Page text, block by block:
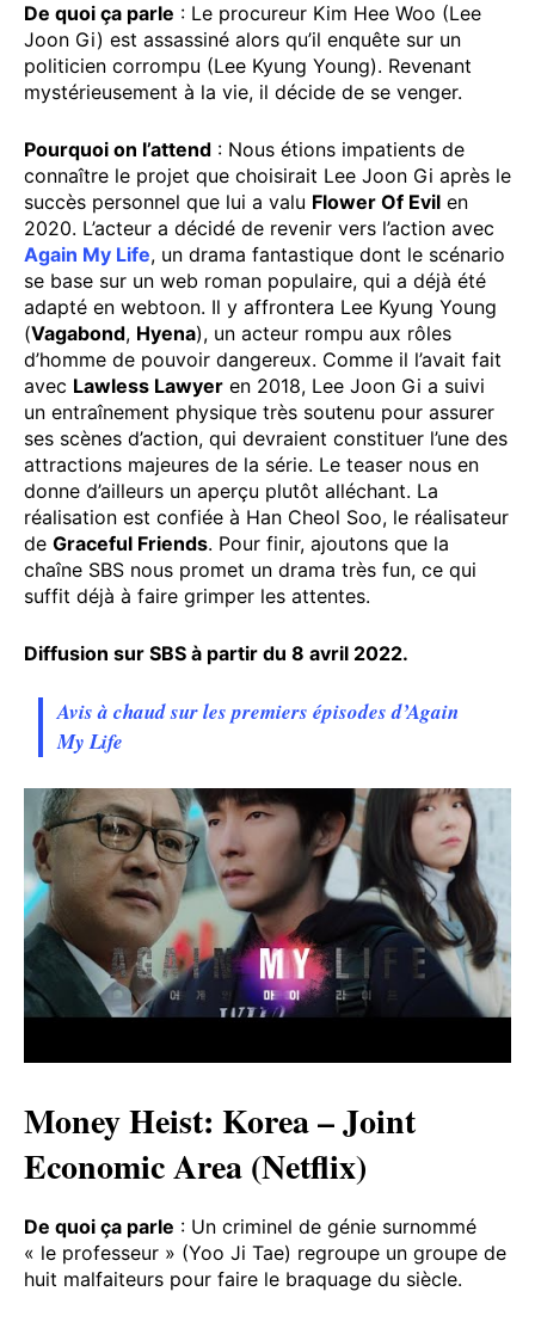
De quoi ça parle : Le procureur Kim Hee Woo (Lee
Joon Gi) est assassiné alors qu’il enquête sur un
politicien corrompu (Lee Kyung Young). Revenant
mystérieusement à la vie, il décide de se venger.
Pourquoi on l’attend : Nous étions impatients de
connaître le projet que choisirait Lee Joon Gi après le
succès personnel que lui a valu Flower Of Evil en
2020. L’acteur a décidé de revenir vers l’action avec
Again My Life, un drama fantastique dont le scénario
se base sur un web roman populaire, qui a déjà été
adapté en webtoon. Il y affrontera Lee Kyung Young
(Vagabond, Hyena), un acteur rompu aux rôles
d’homme de pouvoir dangereux. Comme il l’avait fait
avec Lawless Lawyer en 2018, Lee Joon Gi a suivi
un entraînement physique très soutenu pour assurer
ses scènes d’action, qui devraient constituer l’une des
attractions majeures de la série. Le teaser nous en
donne d’ailleurs un aperçu plutôt alléchant. La
réalisation est confiée à Han Cheol Soo, le réalisateur
de Graceful Friends. Pour finir, ajoutons que la
chaîne SBS nous promet un drama très fun, ce qui
suffit déjà à faire grimper les attentes.
Diffusion sur SBS à partir du 8 avril 2022.
Avis à chaud sur les premiers épisodes d’Again
My Life
Money Heist: Korea – Joint
Economic Area (Netflix)
De quoi ça parle : Un criminel de génie surnommé
« le professeur » (Yoo Ji Tae) regroupe un groupe de
huit malfaiteurs pour faire le braquage du siècle.